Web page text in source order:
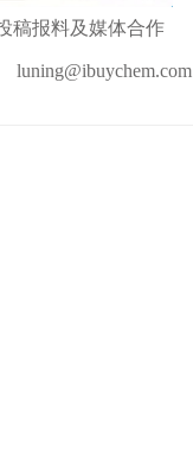
稿报料及媒体合作
luning@ibuychem.com